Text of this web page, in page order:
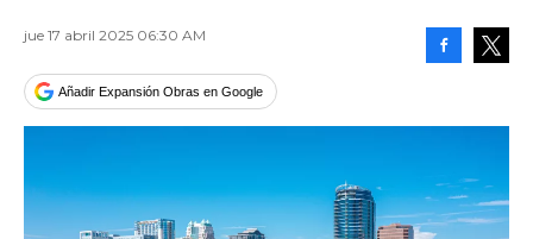
jue 17 abril 2025 06:30 AM
Añadir Expansión Obras en Google